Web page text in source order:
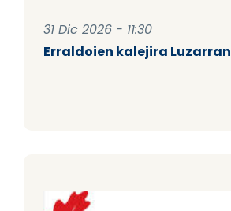
31 Dic 2026 - 11:30
Erraldoien kalejira Luzarran